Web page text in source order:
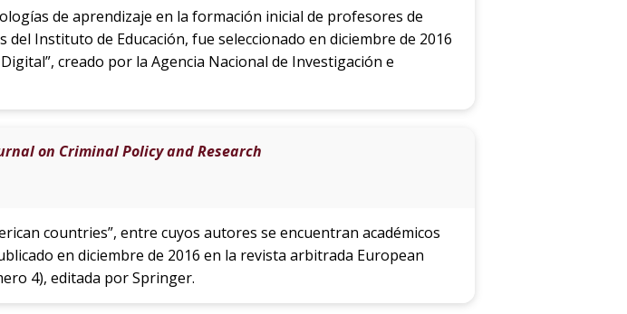
de aprendizaje en la formación inicial de profesores de
Instituto de Educación, fue seleccionado en diciembre de 2016
creado por la Agencia Nacional de Investigación e
on Criminal Policy and Research
countries”, entre cuyos autores se encuentran académicos
en diciembre de 2016 en la revista arbitrada European
4), editada por Springer.